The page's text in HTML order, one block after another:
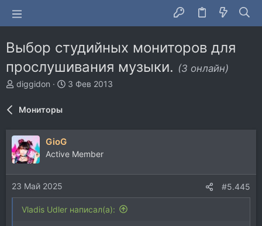
Выбор студийных мониторов для
прослушивания музыки. (3 онлайн)
А
т
р
т
е
м
diggidon
Д
н
3 Фев 2013
Мониторы
GioG
Active Member
23 Май 2025 #5.445
Vladis Udler написал(а):